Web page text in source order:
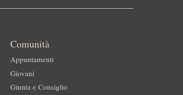
Comunità
Appuntamenti
Giovani
Giunta e Consiglio